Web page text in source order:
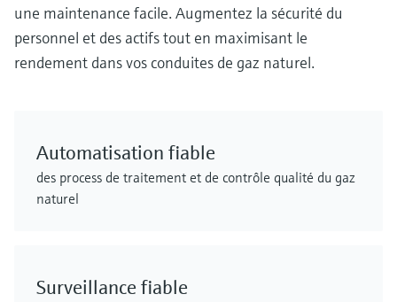
une maintenance facile. Augmentez la sécurité du
personnel et des actifs tout en maximisant le
rendement dans vos conduites de gaz naturel.
Automatisation fiable
des process de traitement et de contrôle qualité du gaz
naturel
Surveillance fiable